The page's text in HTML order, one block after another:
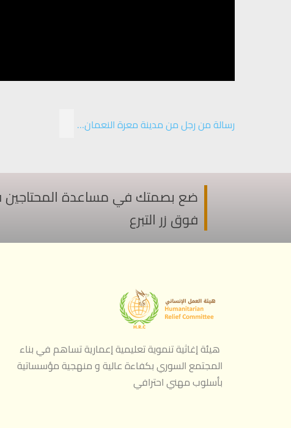
رسالة من رجل من مدينة معرة النعمان…
ضع بصمتك في مساعدة المحتاجين
فوق زر التبرع
هيئة إغاثية تنموية تعليمية إعمارية تساهم في بناء
المجتمع السوري بكفاءة عالية و منهجية مؤسساتية
بأسلوب مهني احترافي